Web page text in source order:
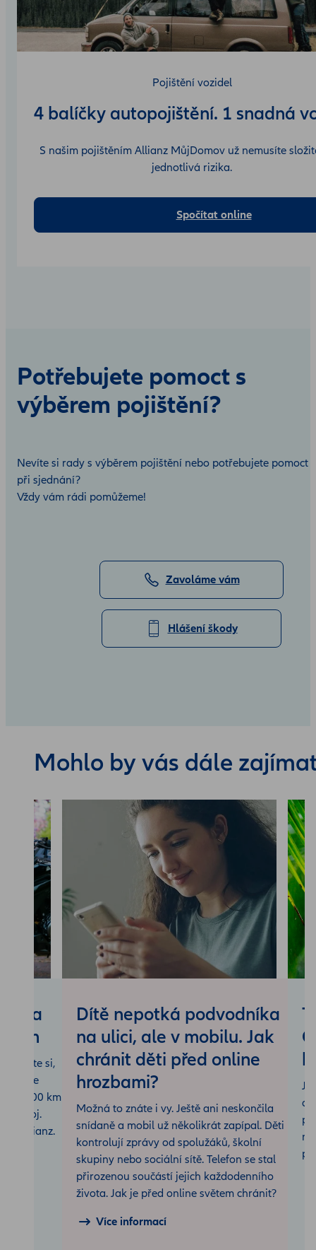
Pojištění vozidel
4 balíčky autopojištění. 1 snadná
S našim pojištěním Allianz MůjDomov už nemusíte
jednotlivá rizika.
Spočítat online
Potřebujete pomoct s
výběrem pojištění?
Nevíte si rady s výběrem pojištění nebo potřebujete pomoct
při sjednání?
Vždy vám rádi pomůžeme!
Zavoláme vám
Hlášení škody
Mohlo by vás dále
na
si,
1 500 km
výstroj.
s Allianz.
Dítě nepotká podvodníka
na ulici, ale v mobilu. Jak
chránit děti před online
hrozbami?
Možná to znáte i vy. Ještě ani neskončila
snídaně a mobil už několikrát zapípal. Děti
kontrolují zprávy od spolužáků, školní
skupiny nebo sociální sítě. Telefon se stal
přirozenou součástí jejich každodenního
života. Jak je před online světem chránit?
Více informací
Je